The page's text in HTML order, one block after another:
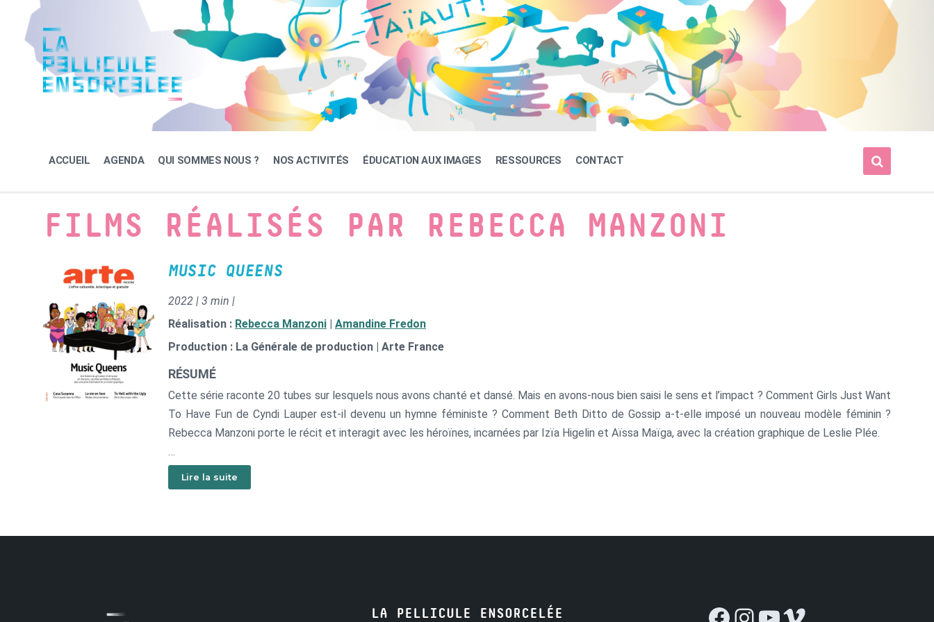
content
navigation
footer
ACCUEIL AGENDA QUI SOMMES NOUS ? NOS ACTIVITÉS ÉDUCATION AUX IMAGES RESSOURCES CONTACT
FILMS RÉALISÉS PAR REBECCA MANZONI
MUSIC QUEENS
2022 | 3 min |
Réalisation : Rebecca Manzoni | Amandine Fredon
Production : La Générale de production | Arte France
RÉSUMÉ
Cette série raconte 20 tubes sur lesquels nous avons chanté et dansé. Mais en avons-nous bien saisi le sens et l’impact ? Comment Girls Just Want
To Have Fun de Cyndi Lauper est-il devenu un hymne féministe ? Comment Beth Ditto de Gossip a-t-elle imposé un nouveau modèle féminin ?
Rebecca Manzoni porte le récit et interagit avec les héroïnes, incarnées par Izïa Higelin et Aïssa Maïga, avec la création graphique de Leslie Plée.
Liste des épisodes : Christine and the Queens, Nina Simone, Queen Latifah, Angèle, Gossip, Sia, Anne Sylvestre, Lizzo, Françoise Hardy, Sheila, Dolly,
Marianne Faithfull, Cyndi Lauper, Blondie, Les Ronnettes, Barbara, The Weather Girls, Caroline Loeb, Nina Hagen et Janis Joplin.
Lire la suite
LA PELLICULE ENSORCELÉE